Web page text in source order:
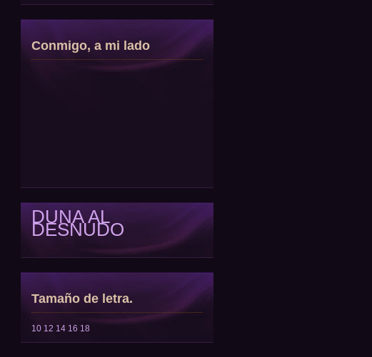
Conmigo, a mi lado
DUNA AL
DESNUDO
Tamaño de letra.
10 12 14 16 18